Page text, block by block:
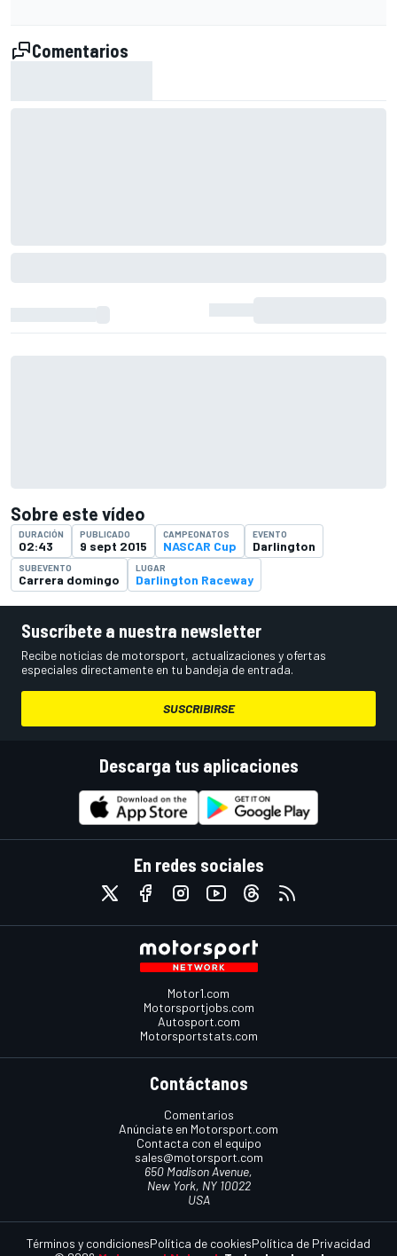
Comentarios
Sobre este vídeo
DURACIÓN
02:43
PUBLICADO
9 sept 2015
CAMPEONATOS
NASCAR Cup
EVENTO
Darlington
SUBEVENTO
Carrera domingo
LUGAR
Darlington Raceway
Suscríbete a nuestra newsletter
Recibe noticias de motorsport, actualizaciones y ofertas
especiales directamente en tu bandeja de entrada.
SUSCRIBIRSE
Descarga tus aplicaciones
En redes sociales
Motor1.com
Motorsportjobs.com
Autosport.com
Motorsportstats.com
Contáctanos
Comentarios
Anúnciate en Motorsport.com
Contacta con el equipo
sales@motorsport.com
650 Madison Avenue,
New York, NY 10022
USA
Términos y condicionesPolítica de cookiesPolítica de Privacidad